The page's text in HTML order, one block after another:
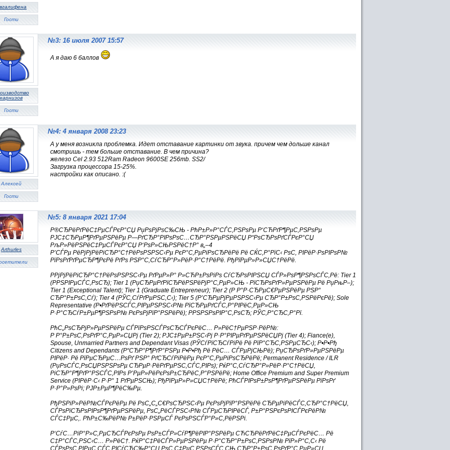
Гости
карнизов
Гости
№3: 16 июля 2007 15:57
А я даю 6 баллов
Алексей
Гости
№4: 4 января 2008 23:23
А у меня возникла проблемка. Идет отставание картинки от звука. причем чем дольше канал
смотришь - тем больше отставание. В чем причина?
железо Cel 2.93 512Ram Radeon 9600SE 256mb. SS2/
Загрузка процессора 15-25%.
настройки как описано. :(
Arthurles
№5: 8 января 2021 17:04
Р®СЂРёРґРёС‡РµСЃРєР°СЏ РџРѕРјРѕС‰СЊ - РћР±Р»Р°СЃС‚РЅРѕРµ Р‘СЋРґР¶РµС‚РЅРѕРµ
РЈС‡СЂРµР¶РґРµРЅРёРµ Р—РґСЂР°РІРѕРѕС…СЂР°РЅРµРЅРёСЏ Р“РѕСЂРѕРґСЃРєР°СЏ
РљР»РёРЅРёС‡РµСЃРєР°СЏ Р‘РѕР»СЊРЅРёС†Р° в„–4
Р’СЃРµ РёРјРјРёРіСЂР°С†РёРѕРЅРЅС‹Рµ РєР°С‚РµРіРѕСЂРёРё Рё СЌС‚Р°РїС‹ РѕС‚ РІРёР·РѕРІРѕР№
РїРѕРґРґРµСЂР¶РєРё РґРѕ РЅР°С‚СѓСЂР°Р»РёР·Р°С†РёРё. РђРїРµР»Р»СЏС†РёРё.
РРјРјРёРіСЂР°С†РёРѕРЅРЅС‹Рµ РґРµР»Р° Р»СЋР±РѕРіРѕ СѓСЂРѕРІРЅСЏ СЃР»РѕР¶РЅРѕСЃС‚Рё: Tier 1
(РРЅРІРµСЃС‚РѕСЂ); Tier 1 (РџСЂРµРґРїСЂРёРЅРёРјР°С‚РµР»СЊ - РїСЂРѕРґР»РµРЅРёРµ Рё РџРњР–);
Tier 1 (Exceptional Talent); Tier 1 (Graduate Entrepreneur); Tier 2 (Р Р°Р·СЂРµС€РµРЅРёРµ РЅР°
СЂР°Р±РѕС‚Сѓ); Tier 4 (РЎС‚СѓРґРµРЅС‚С‹); Tier 5 (Р’СЂРµРјРµРЅРЅС‹Рµ СЂР°Р±РѕС‚РЅРёРєРё); Sole
Representative (Р•РґРёРЅСЃС‚РІРµРЅРЅС‹Р№ РїСЂРµРґСЃС‚Р°РІРёС‚РµР»СЊ
Р·Р°СЂСѓР±РµР¶РЅРѕР№ РєРѕРјРїР°РЅРёРё); РРЅРЅРѕРІР°С‚РѕСЂ; РЎС‚Р°СЂС‚Р°Рї.
РћС„РѕСЂРјР»РµРЅРёРµ СЃРїРѕРЅСЃРѕСЂСЃРєРёС… Р»РёС†РµРЅР·РёР№:
Р Р°Р±РѕС‚РѕРґР°С‚РµР»СЏРј (Tier 2); РЈС‡РµР±РЅС‹Рј Р·Р°РІРµРґРµРЅРёСЏРј (Tier 4); Fiance(e),
Spouse, Unmarried Partners and Dependant Visas (РЎСѓРїСЂСѓРіРё Рё РїР°СЂС‚РЅРµСЂС‹); Р•Р•Рђ
Citizens and Dependants (Р“СЂР°Р¶РґР°РЅРµ Р•Р•Рђ Рё РёС… СЃРµРјСЊРё); РџСЂРѕРґР»РµРЅРёРµ
РІРёР· Рё РїРµСЂРµС…РѕРґ РЅР° РґСЂСѓРіРёРµ РєР°С‚РµРіРѕСЂРёРё; Permanent Residence / ILR
(РџРѕСЃС‚РѕСЏРЅРЅРѕРµ СЂРµР·РёРґРµРЅС‚СЃС‚РІРѕ); РќР°С‚СѓСЂР°Р»РёР·Р°С†РёСЏ,
РіСЂР°Р¶РґР°РЅСЃС‚РІРѕ Р’РµР»РёРєРѕР±СЂРёС‚Р°РЅРёРё; Home Office Premium and Super Premium
Service (РІРёР·С‹ Р·Р° 1 РґРµРЅСЊ); РђРїРµР»Р»СЏС†РёРё; РћСЃРІРѕР±РѕР¶РґРµРЅРёРµ РїРѕРґ
Р·Р°Р»РѕРі; РЈР±РµР¶РёС‰Рµ.
РђРЅРіР»РёР№СЃРєРёРµ Рё РѕС„С„С€РѕСЂРЅС‹Рµ РєРѕРјРїР°РЅРёРё СЂРµРіРёСЃС‚СЂР°С†РёСЏ,
СЃРѕРїСЂРѕРІРѕР¶РґРµРЅРёРµ, РѕС„РёСЃРЅС‹Р№ СЃРµСЂРІРёСЃ, Р±Р°РЅРєРѕРІСЃРєРёР№
СЃС‡РµС‚. РћР±С‰РёР№ Р±РёР·РЅРµСЃ РєРѕРЅСЃР°Р»С‚РёРЅРі.
Р‘СѓС…РіР°Р»С‚РµСЂСЃРєРѕРµ РѕР±СЃР»СѓР¶РёРІР°РЅРёРµ СЋСЂРёРґРёС‡РµСЃРєРёС… Рё
С‡Р°СЃС‚РЅС‹С… Р»РёС†. РќР°С‡РёСЃР»РµРЅРёРµ Р·Р°СЂР°Р±РѕС‚РЅРѕР№ РїР»Р°С‚С‹ Рё